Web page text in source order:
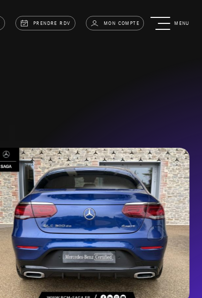
PRENDRE RDV MON COMPTE MENU